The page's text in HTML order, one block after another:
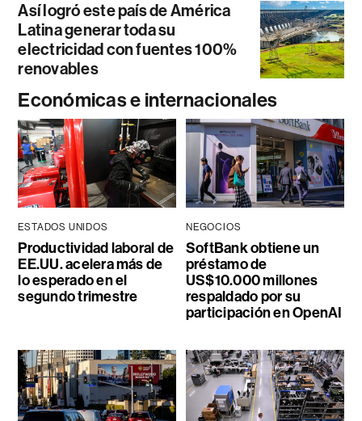
Así logró este país de América
Latina generar toda su
electricidad con fuentes 100%
renovables
Económicas e internacionales
ESTADOS UNIDOS
Productividad laboral de
EE.UU. acelera más de
lo esperado en el
segundo trimestre
NEGOCIOS
SoftBank obtiene un
préstamo de
US$10.000 millones
respaldado por su
participación en OpenAI